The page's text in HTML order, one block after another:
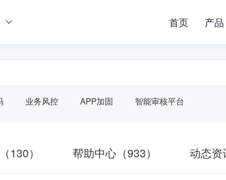
首页 产品
业务风控 APP加固 智能审核平台
130） 帮助中心（933） 动态资